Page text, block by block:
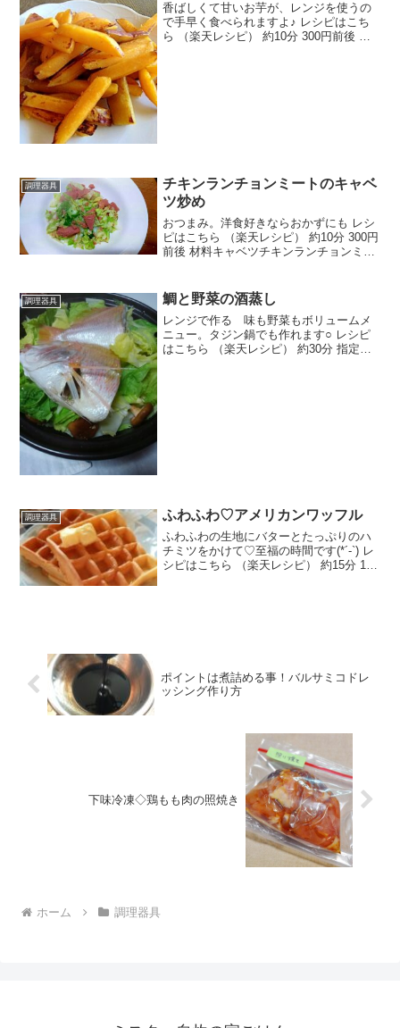
香ばしくて甘いお芋が、レンジを使うの
で手早く食べられますよ♪ レシピはこち
ら （楽天レシピ） 約10分 300円前後 材
調理器具
チキンランチョンミートのキャベ
ツ炒め
おつまみ。洋食好きならおかずにも レシ
ピはこちら （楽天レシピ） 約10分 300円
前後 材料キャベツチキンランチョンミー
調理器具 鯛と野菜の酒蒸し
レンジで作る 味も野菜もボリュームメ
ニュー。タジン鍋でも作れます○ レシピ
はこちら （楽天レシピ） 約30分 指定な
調理器具 ふわふわ♡アメリカンワッフル
ふわふわの生地にバターとたっぷりのハ
チミツをかけて♡至福の時間です(*´-`) レ
シピはこちら （楽天レシピ） 約15分 100
ポイントは煮詰める事！バルサミコドレ
ッシング作り方
下味冷凍◇鶏もも肉の照焼き
ホーム 調理器具